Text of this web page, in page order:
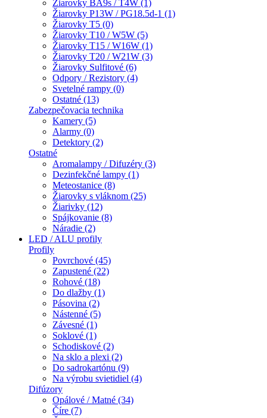
Žiarovky BA9s / T4W (1)
Žiarovky P13W / PG18.5d-1 (1)
Žiarovky T5 (0)
Žiarovky T10 / W5W (5)
Žiarovky T15 / W16W (1)
Žiarovky T20 / W21W (3)
Žiarovky Sulfitové (6)
Odpory / Rezistory (4)
Svetelné rampy (0)
Ostatné (13)
Zabezpečovacia technika
Kamery (5)
Alarmy (0)
Detektory (2)
Ostatné
Aromalampy / Difuzéry (3)
Dezinfekčné lampy (1)
Meteostanice (8)
Žiarovky s vláknom (25)
Žiarivky (12)
Spájkovanie (8)
Náradie (2)
LED / ALU profily
Profily
Povrchové (45)
Zapustené (22)
Rohové (18)
Do dlažby (1)
Pásovina (2)
Nástenné (5)
Závesné (1)
Soklové (1)
Schodiskové (2)
Na sklo a plexi (2)
Do sadrokartónu (9)
Na výrobu svietidiel (4)
Difúzory
Opálové / Matné (34)
Číre (7)